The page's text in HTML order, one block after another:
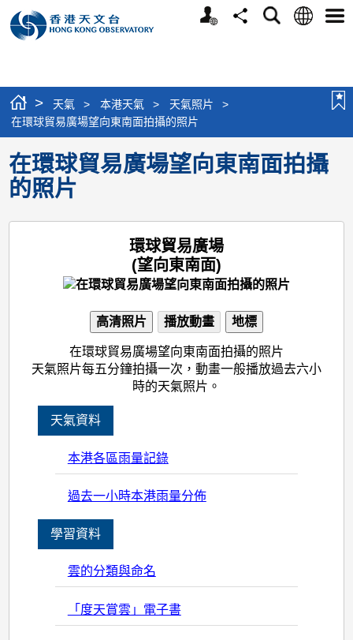
個
分
搜
語
選
> 天氣 > 本港天氣 > 天氣照片
>
在環球貿易廣場望向東南面拍攝的照片
在環球貿易廣場望向東南面拍攝
的照片
環球貿易廣場
(望向東南面)
高清照片 播放動畫 地標
在環球貿易廣場望向東南面拍攝的照片
天氣照片每五分鐘拍攝一次，動畫一般播放過去六小
時的天氣照片。
天氣資料
本港各區雨量記錄
過去一小時本港雨量分佈
學習資料
雲的分類與命名
「度天賞雲」電子書